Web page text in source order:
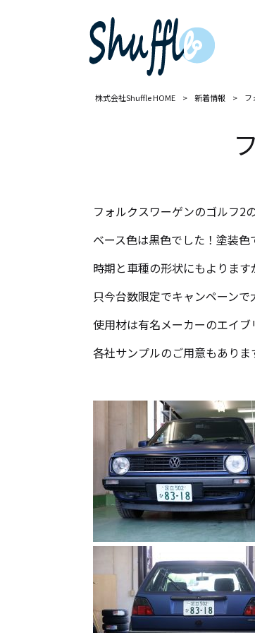
株式会社Shuffle HOME > 新着情報 > フ
フォルクスワーゲンのゴルフ2
ベース色は黒色でした！塗装
時期と車種の形状にもよりま
只今台数限定でキャンペーン
使用材は有名メーカーのエイ
各社サンプルのご用意もありま